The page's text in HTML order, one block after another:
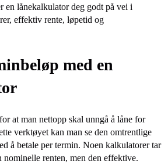
en lånekalkulator deg godt på vei i
effektiv rente, løpetid og
med en
at man nettopp skal unngå å låne for
verktøyet kan man se den omtrentlige
å betale per termin. Noen kalkulatorer tar
renten, men den effektive.